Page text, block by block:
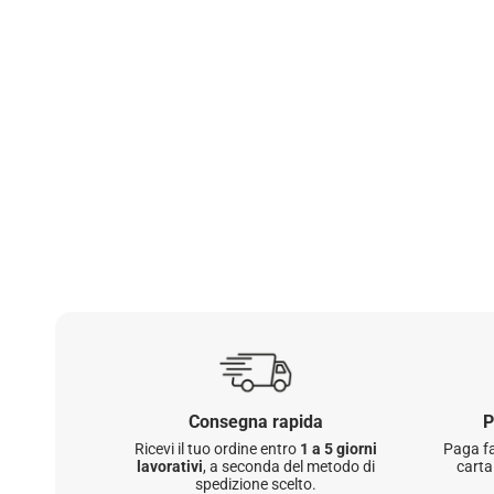
Consegna rapida
Ricevi il tuo ordine entro 1 a 5 giorni
lavorativi, a seconda del metodo di
spedizione scelto.
Paga
carta